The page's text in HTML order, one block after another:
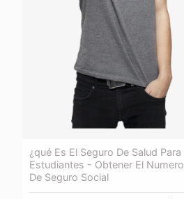
¿qué Es El Seguro De Salud Para
Estudiantes - Obtener El Numero
De Seguro Social